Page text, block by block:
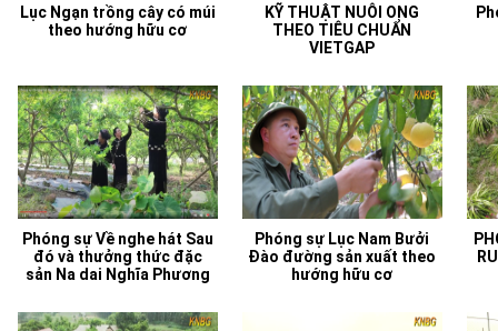
Lục Ngạn trồng cây có múi
theo hướng hữu cơ
KỸ THUẬT NUÔI ONG
THEO TIÊU CHUẨN
VIETGAP
Phóng sự Về nghe hát Sau
đó và thưởng thức đặc
sản Na dai Nghĩa Phương
Phóng sự Lục Nam Bưởi
Đào đường sản xuất theo
hướng hữu cơ